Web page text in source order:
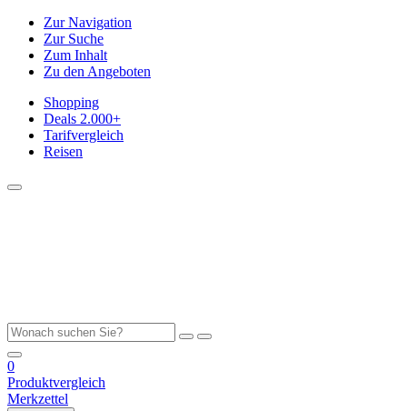
Zur Navigation
Zur Suche
Zum Inhalt
Zu den Angeboten
Shopping
Deals 2.000+
Tarifvergleich
Reisen
0
Produktvergleich
Merkzettel